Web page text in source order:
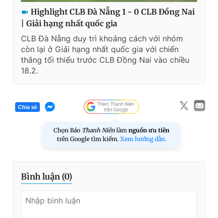
Highlight CLB Đà Nẵng 1 - 0 CLB Đồng Nai
| Giải hạng nhất quốc gia
CLB Đà Nẵng duy trì khoảng cách với nhóm
còn lại ở Giải hạng nhất quốc gia với chiến
thắng tối thiểu trước CLB Đồng Nai vào chiều
18.2.
Chia sẻ
Chọn Báo Thanh Niên làm nguồn ưu tiên
trên Google tìm kiếm. Xem hướng dẫn.
Bình luận (0)